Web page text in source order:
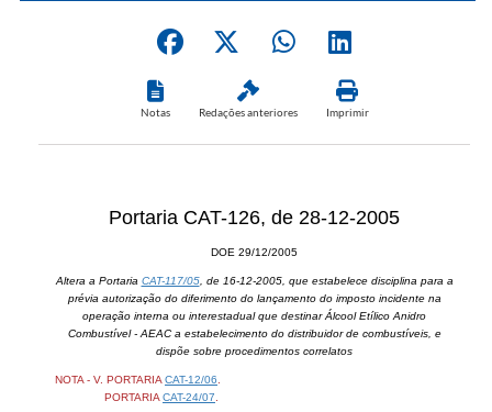
Notas Redações anteriores Imprimir
Portaria CAT-126, de 28-12-2005
DOE 29/12/2005
Altera a Portaria CAT-117/05, de 16-12-2005, que estabelece disciplina para a
prévia autorização do diferimento do lançamento do imposto incidente na
operação interna ou interestadual que destinar Álcool Etílico Anidro
Combustível - AEAC a estabelecimento do distribuidor de combustíveis, e
dispõe sobre procedimentos correlatos
NOTA - V. PORTARIA CAT-12/06
PORTARIA CAT-24/07